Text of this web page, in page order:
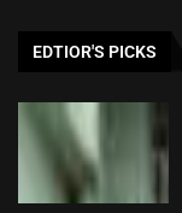
EDTIOR'S PICKS